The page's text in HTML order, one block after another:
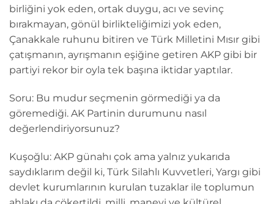
birliğini yok eden, ortak duygu, acı ve sevinç
bırakmayan, gönül birlikteliğimizi yok eden,
Çanakkale ruhunu bitiren ve Türk Milletini Mısır gibi
çatışmanın, ayrışmanın eşiğine getiren AKP gibi bir
partiyi rekor bir oyla tek başına iktidar yaptılar.
Soru: Bu mudur seçmenin görmediği ya da
göremediği. AK Partinin durumunu nasıl
değerlendiriyorsunuz?
Kuşoğlu: AKP günahı çok ama yalnız yukarıda
saydıklarım değil ki, Türk Silahlı Kuvvetleri, Yargı gibi
devlet kurumlarının kurulan tuzaklar ile toplumun